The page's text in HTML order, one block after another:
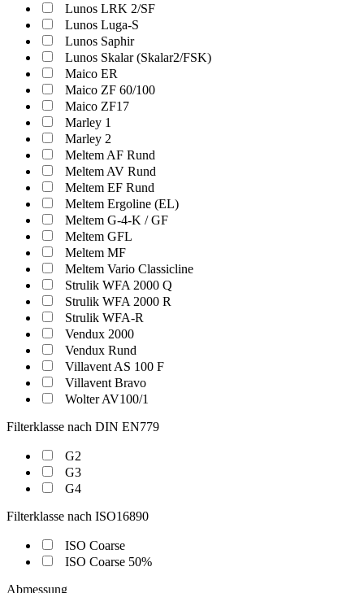
Lunos LRK 2/SF
Lunos Luga-S
Lunos Saphir
Lunos Skalar (Skalar2/FSK)
Maico ER
Maico ZF 60/100
Maico ZF17
Marley 1
Marley 2
Meltem AF Rund
Meltem AV Rund
Meltem EF Rund
Meltem Ergoline (EL)
Meltem G-4-K / GF
Meltem GFL
Meltem MF
Meltem Vario Classicline
Strulik WFA 2000 Q
Strulik WFA 2000 R
Strulik WFA-R
Vendux 2000
Vendux Rund
Villavent AS 100 F
Villavent Bravo
Wolter AV100/1
Filterklasse nach DIN EN779
G2
G3
G4
Filterklasse nach ISO16890
ISO Coarse
ISO Coarse 50%
Abmessung